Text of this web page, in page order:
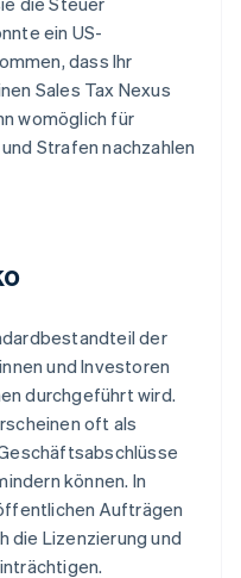
ein US-
dass Ihr
Sales Tax Nexus
womöglich für
Strafen nachzahlen
der
und Investoren
durchgeführt wird.
oft als
können. In
Aufträgen
die Lizenzierung und